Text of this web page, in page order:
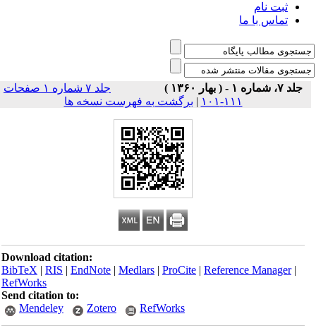
ثبت نام
تماس با ما
جلد ۷، شماره ۱ - ( بهار ۱۳۶۰ )
جلد ۷ شماره ۱ صفحات
۱۱۱-۱۰۱
| برگشت به فهرست نسخه ها
Download citation:
BibTeX|RIS|EndNote|Medlars|ProCite|Reference Manager
RefWorks
Send citation to:
Mendeley
Zotero RefWorks